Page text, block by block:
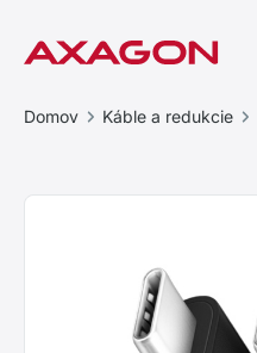
Domov Káble a redukcie